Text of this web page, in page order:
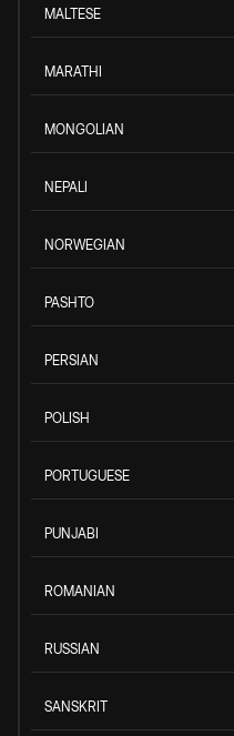
MALTESE
MARATHI
MONGOLIAN
NEPALI
NORWEGIAN
PASHTO
PERSIAN
POLISH
PORTUGUESE
PUNJABI
ROMANIAN
RUSSIAN
SANSKRIT